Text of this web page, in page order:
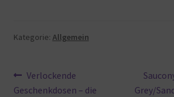
Kategorie: Allgemein
Beitragsnavigation
Vorheriger
Beitrag:
Verlockende
Geschenkdosen – die
Grey/